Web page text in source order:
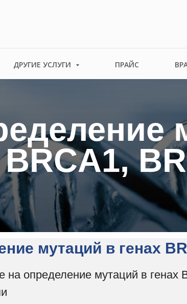
ДРУГИЕ УСЛУГИ ПРАЙС
BRCA1,
мутаций в генах
на определение мутаций в генах